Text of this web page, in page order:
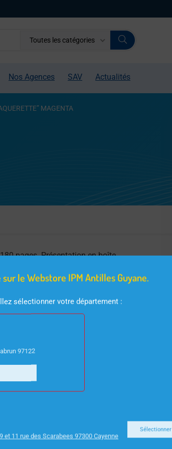
Toutes les catégories
Nos Agences SAV Actualités
MAGENTA
pages. Présentation en boîte
le Webstore IPM Antilles Guyane.
sélectionner votre département :
97122
et 11 rue des Scarabees 97300 Cayenne
Sélectionner